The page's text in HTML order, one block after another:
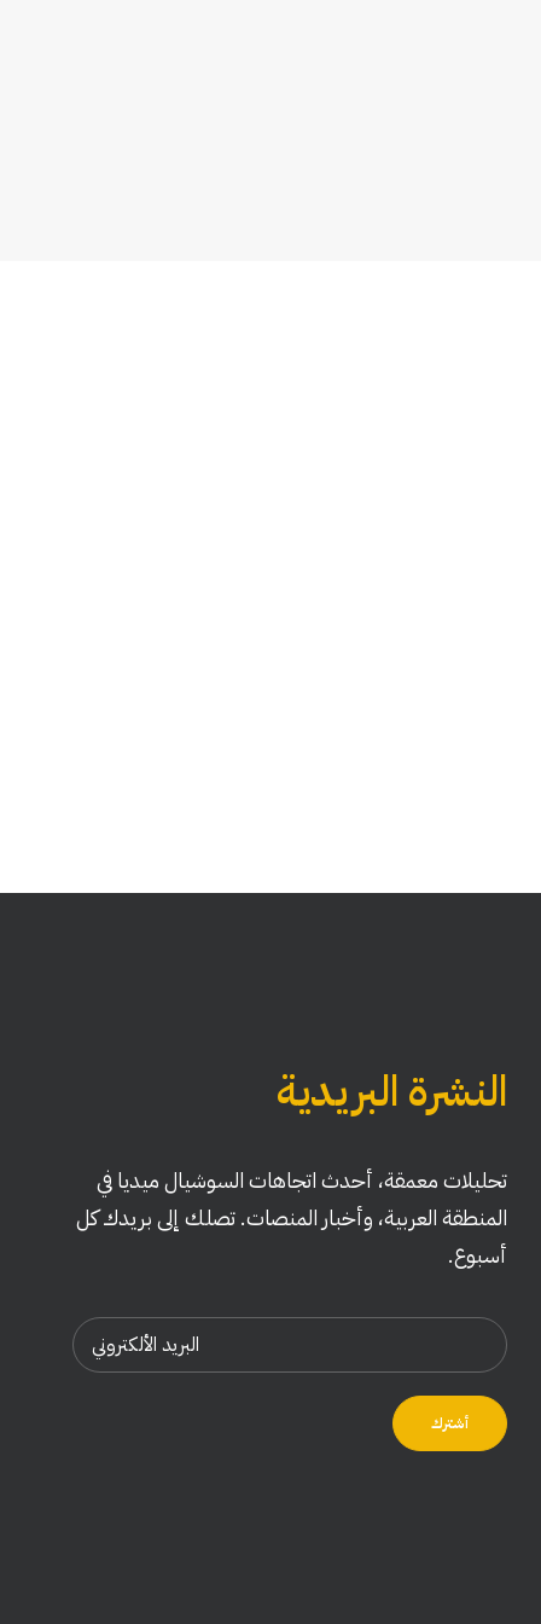
النشرة البريدية
تحليلات معمقة، أحدث اتجاهات السوشيال ميديا في
المنطقة العربية، وأخبار المنصات. تصلك إلى بريدك كل
أسبوع.